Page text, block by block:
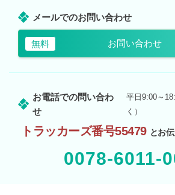
メールでのお問い合わせ
無料 お問い合わせ
お電話での問い合わ
せ
平日9:00～
く）
トラッカーズ番号55479 とお
0078-6011-